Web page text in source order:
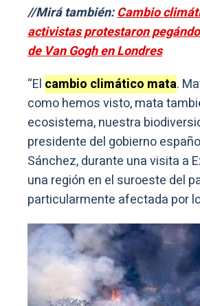
//Mirá también:Cambio
activistas protestaron
de Van Gogh en Londres
“El cambio climático mata.
como hemos visto, mata
ecosistema, nuestra
presidente del gobierno
Sánchez, durante una visita a
una región en el suroeste del
particularmente afectada por